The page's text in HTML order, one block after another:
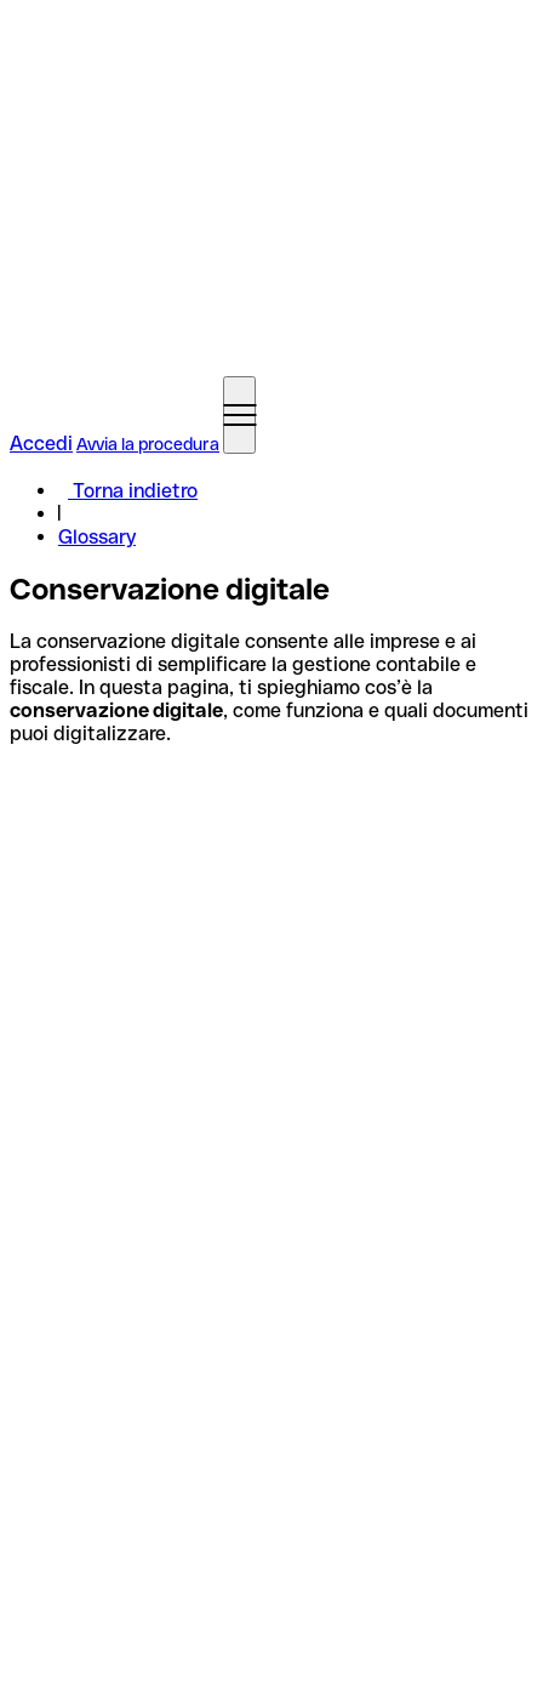
Accedi Avvia la procedura
Torna indietro
Glossary
Conservazione digitale
La conservazione digitale consente alle imprese e ai
professionisti di semplificare la gestione contabile e
fiscale. In questa pagina, ti spieghiamo cos’è la
conservazione digitale, come funziona e quali documenti
puoi digitalizzare.